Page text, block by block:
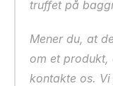
truffet på
Mener du, at
om et produkt,
kontakte os.